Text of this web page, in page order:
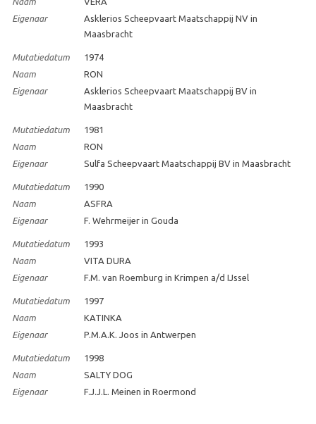
Eigenaar
Asklerios Scheepvaart Maatschappij NV in
Maasbracht
Mutatiedatum
1974
Naam
RON
Eigenaar
Asklerios Scheepvaart Maatschappij BV in
Maasbracht
Mutatiedatum
1981
Naam
RON
Eigenaar
Sulfa Scheepvaart Maatschappij BV in Maasbracht
Mutatiedatum
1990
Naam
ASFRA
Eigenaar
F. Wehrmeijer in Gouda
Mutatiedatum
1993
Naam
VITA DURA
Eigenaar
F.M. van Roemburg in Krimpen a/d IJssel
Mutatiedatum
1997
Naam
KATINKA
Eigenaar
P.M.A.K. Joos in Antwerpen
Mutatiedatum
1998
Naam
SALTY DOG
Eigenaar
F.J.J.L. Meinen in Roermond